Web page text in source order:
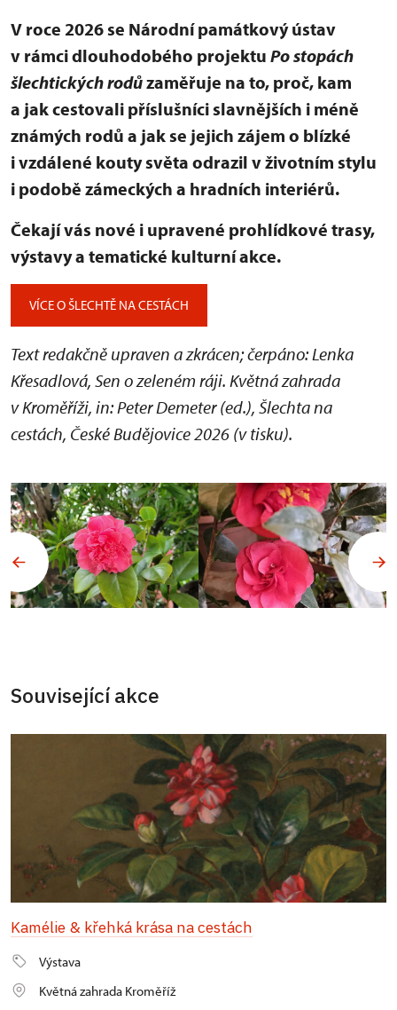
V roce 2026 se Národní památkový ústav
v rámci dlouhodobého projektu Po stopách
šlechtických rodůzaměřuje na to, proč, kam
a jak cestovali příslušníci slavnějších i méně
známých rodů a jak se jejich zájem o blízké
i vzdálené kouty světa odrazil v životním stylu
i podobě zámeckých a hradních interiérů.
Čekají vás nové i upravené prohlídkové trasy,
výstavy a tematické kulturní akce.
VÍCE O ŠLECHTĚ NA CESTÁCH
Text redakčně upraven a zkrácen; čerpáno: Lenka
Křesadlová, Sen o zeleném ráji. Květná zahrada
v Kroměříži, in: Peter Demeter (ed.), Šlechta na
cestách, České Budějovice 2026 (v tisku).
Související akce
Kamélie & křehká krása na cestách
Výstava
Květná zahrada Kroměříž